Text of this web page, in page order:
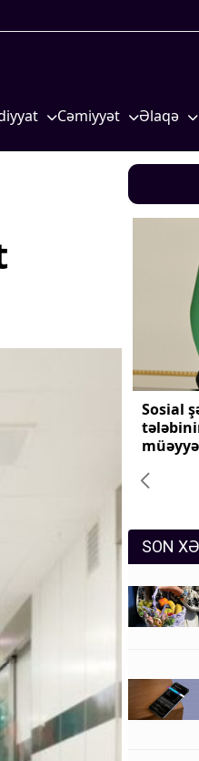
Cəmiyyət
Məhkəmə və hüquq
Mənəvi dəyərlər
Texnologiya
Əlaqə
cərimələr
Tez
SON